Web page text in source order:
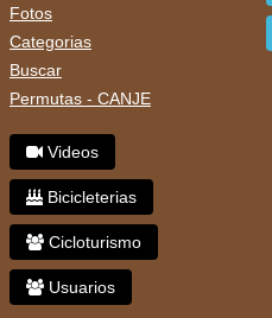
Fotos
Categorias
Buscar
Permutas - CANJE
Videos
Bicicleterias
Cicloturismo
Usuarios